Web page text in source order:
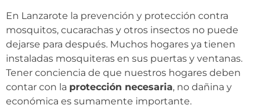
En Lanzarote la prevención y protección contra
mosquitos, cucarachas y otros insectos no puede
dejarse para después. Muchos hogares ya tienen
instaladas mosquiteras en sus puertas y ventanas.
Tener conciencia de que nuestros hogares deben
contar con la protección necesaria, no dañina y
económica es sumamente importante.